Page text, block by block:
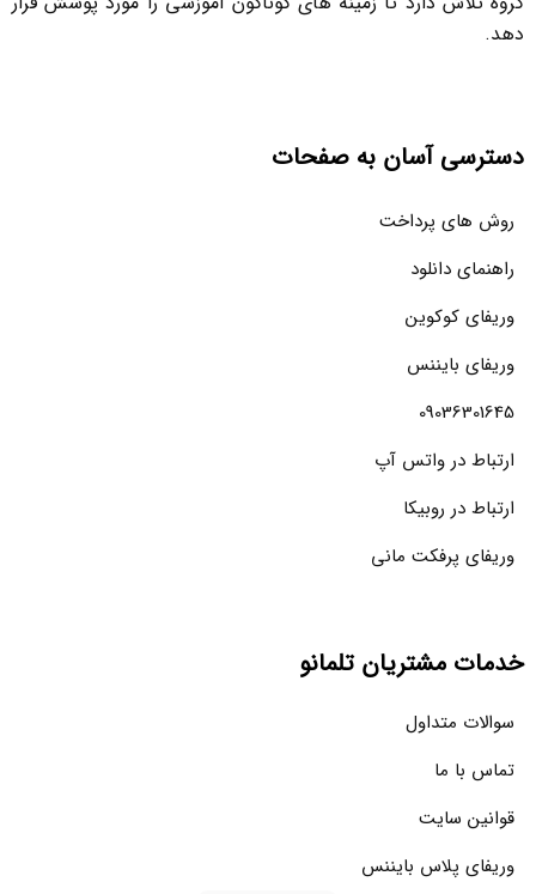
دهد.
دسترسی آسان به صفحات
روش های پرداخت
راهنمای دانلود
وریفای کوکوین
وریفای بایننس
09036301645
ارتباط در واتس آپ
ارتباط در روبیکا
وریفای پرفکت مانی
خدمات مشتریان تلمانو
سوالات متداول
تماس با ما
قوانین سایت
وریفای پلاس بایننس